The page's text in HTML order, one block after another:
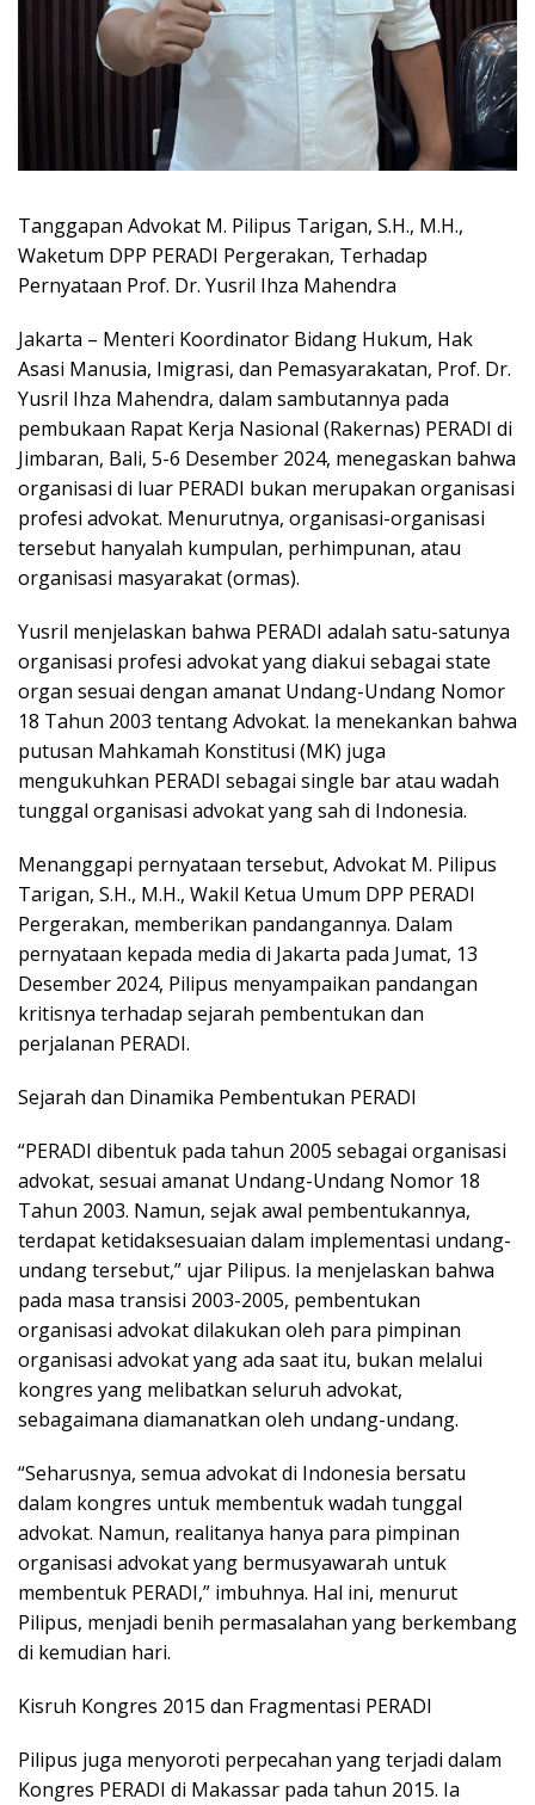
Tanggapan Advokat M. Pilipus Tarigan, S.H., M.H.,
Waketum DPP PERADI Pergerakan, Terhadap
Pernyataan Prof. Dr. Yusril Ihza Mahendra
Jakarta – Menteri Koordinator Bidang Hukum, Hak
Asasi Manusia, Imigrasi, dan Pemasyarakatan, Prof. Dr.
Yusril Ihza Mahendra, dalam sambutannya pada
pembukaan Rapat Kerja Nasional (Rakernas) PERADI di
Jimbaran, Bali, 5-6 Desember 2024, menegaskan bahwa
organisasi di luar PERADI bukan merupakan organisasi
profesi advokat. Menurutnya, organisasi-organisasi
tersebut hanyalah kumpulan, perhimpunan, atau
organisasi masyarakat (ormas).
Yusril menjelaskan bahwa PERADI adalah satu-satunya
organisasi profesi advokat yang diakui sebagai state
organ sesuai dengan amanat Undang-Undang Nomor
18 Tahun 2003 tentang Advokat. Ia menekankan bahwa
putusan Mahkamah Konstitusi (MK) juga
mengukuhkan PERADI sebagai single bar atau wadah
tunggal organisasi advokat yang sah di Indonesia.
Menanggapi pernyataan tersebut, Advokat M. Pilipus
Tarigan, S.H., M.H., Wakil Ketua Umum DPP PERADI
Pergerakan, memberikan pandangannya. Dalam
pernyataan kepada media di Jakarta pada Jumat, 13
Desember 2024, Pilipus menyampaikan pandangan
kritisnya terhadap sejarah pembentukan dan
perjalanan PERADI.
Sejarah dan Dinamika Pembentukan PERADI
“PERADI dibentuk pada tahun 2005 sebagai organisasi
advokat, sesuai amanat Undang-Undang Nomor 18
Tahun 2003. Namun, sejak awal pembentukannya,
terdapat ketidaksesuaian dalam implementasi undang-
undang tersebut,” ujar Pilipus. Ia menjelaskan bahwa
pada masa transisi 2003-2005, pembentukan
organisasi advokat dilakukan oleh para pimpinan
organisasi advokat yang ada saat itu, bukan melalui
kongres yang melibatkan seluruh advokat,
sebagaimana diamanatkan oleh undang-undang.
“Seharusnya, semua advokat di Indonesia bersatu
dalam kongres untuk membentuk wadah tunggal
advokat. Namun, realitanya hanya para pimpinan
organisasi advokat yang bermusyawarah untuk
membentuk PERADI,” imbuhnya. Hal ini, menurut
Pilipus, menjadi benih permasalahan yang berkembang
di kemudian hari.
Kisruh Kongres 2015 dan Fragmentasi PERADI
Pilipus juga menyoroti perpecahan yang terjadi dalam
Kongres PERADI di Makassar pada tahun 2015. Ia